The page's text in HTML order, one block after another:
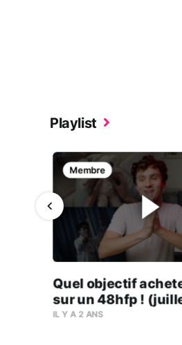
Playlist
Membre
Quel objectif
sur un 48hfp !
IL Y A 2 ANS